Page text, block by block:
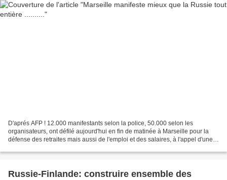
D'aprés AFP ! 12.000 manifestants selon la police, 50.000 selon les
organisateurs, ont défilé aujourd'hui en fin de matinée à Marseille pour la
défense des retraites mais aussi de l'emploi et des salaires, à l'appel d'une
Russie-Finlande: construire ensemble des